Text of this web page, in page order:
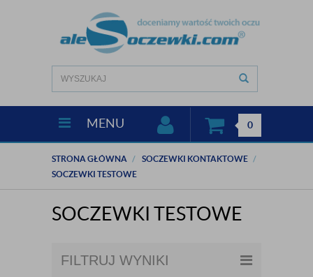
MENU 0
STRONA GŁÓWNA
SOCZEWKI KONTAKTOWE
SOCZEWKI TESTOWE
SOCZEWKI TESTOWE
FILTRUJ WYNIKI